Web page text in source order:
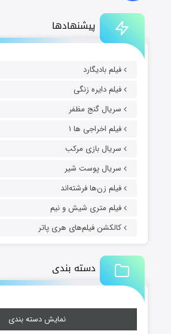
پیشنهادها
فیلم بادیگارد
فیلم دایره زنگی
سریال گنج مظفر
فیلم اخراجی ها ۱
سریال بازی مرکب
سریال پوست شیر
فیلم زن‌ها فرشته‌اند
فیلم متری شیش و نیم
کالکشن فیلم‌های هری پاتر
دسته بندی
نمایش دسته بندی